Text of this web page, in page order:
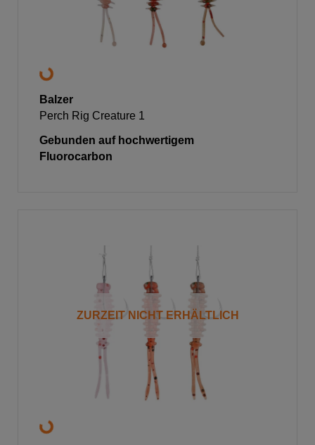
Balzer
Perch Rig Creature 1
Gebunden auf hochwertigem
Fluorocarbon
ZURZEIT NICHT ERHÄLTLICH